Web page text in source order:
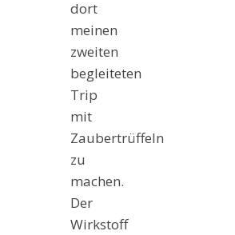
dort
meinen
zweiten
begleiteten
Trip
mit
Zaubertrüffeln
zu
machen.
Der
Wirkstoff